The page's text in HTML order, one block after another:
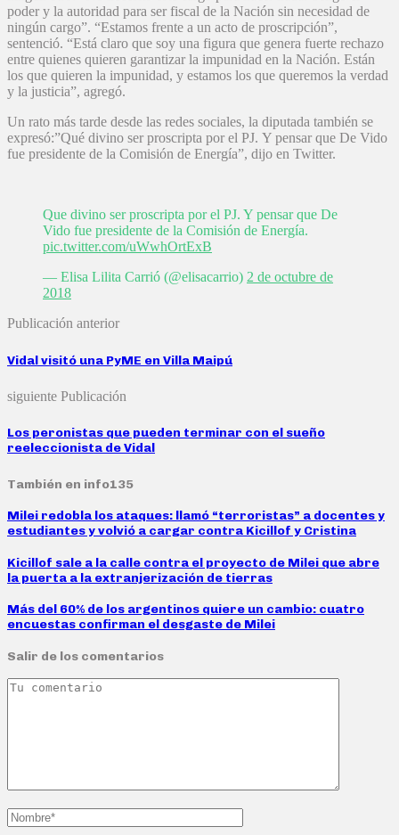
poder y la autoridad para ser fiscal de la Nación sin necesidad de
ningún cargo”. “Estamos frente a un acto de proscripción”,
sentenció. “Está claro que soy una figura que genera fuerte rechazo
entre quienes quieren garantizar la impunidad en la Nación. Están
los que quieren la impunidad, y estamos los que queremos la verdad
y la justicia”, agregó.
Un rato más tarde desde las redes sociales, la diputada también se
expresó:”Qué divino ser proscripta por el PJ. Y pensar que De Vido
fue presidente de la Comisión de Energía”, dijo en Twitter.
Que divino ser proscripta por el PJ. Y pensar que De
Vido fue presidente de la Comisión de Energía.
pic.twitter.com/uWwhOrtExB
— Elisa Lilita Carrió (@elisacarrio) 2 de octubre de
2018
Publicación anterior
Vidal visitó una PyME en Villa Maipú
siguiente Publicación
Los peronistas que pueden terminar con el sueño
reeleccionista de Vidal
También en info135
Milei redobla los ataques: llamó “terroristas” a docentes y
estudiantes y volvió a cargar contra Kicillof y Cristina
Kicillof sale a la calle contra el proyecto de Milei que abre
la puerta a la extranjerización de tierras
Más del 60% de los argentinos quiere un cambio: cuatro
encuestas confirman el desgaste de Milei
Salir de los comentarios